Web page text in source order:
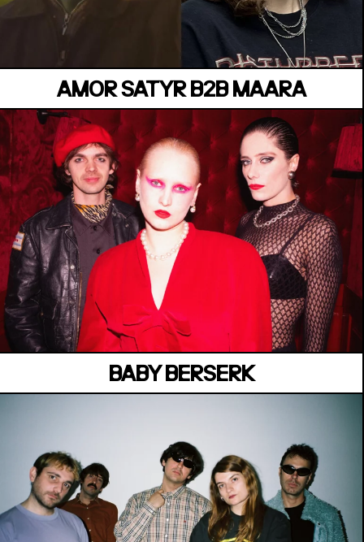
AMOR SATYR B2B MAARA
Jeudi 02 Juillet
BABY BERSERK
BELVÉDÈRE CESÁRIA ÉVORA
Jeudi 02 Juillet